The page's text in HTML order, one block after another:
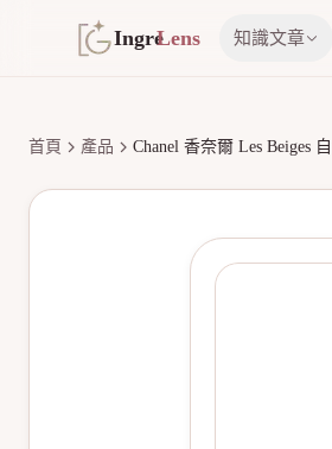
IngreLens 知識文章
首頁 產品 Chanel 香奈爾 Les Beiges